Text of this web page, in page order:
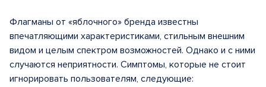
Флагманы от «яблочного» бренда известны
впечатляющими характеристиками, стильным внешним
видом и целым спектром возможностей. Однако и с ними
случаются неприятности. Симптомы, которые не стоит
игнорировать пользователям, следующие: